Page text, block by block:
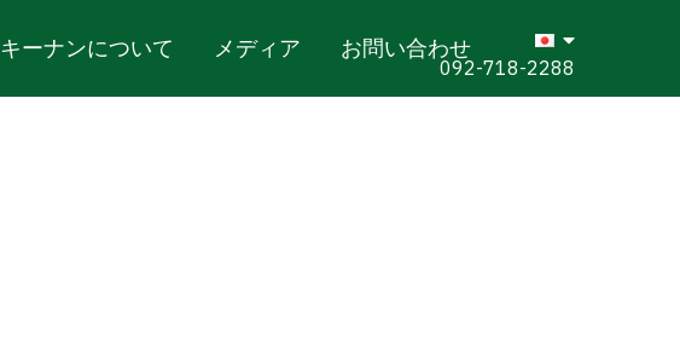
キーナンについて メディア お問い合わせ
092-718-2288